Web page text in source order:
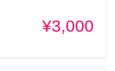
¥3,000